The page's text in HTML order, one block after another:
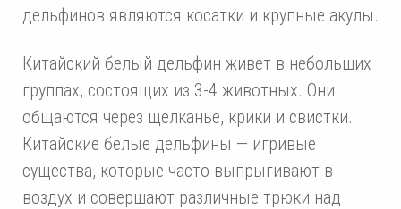
дельфинов являются косатки и крупные акулы.
Китайский белый дельфин живет в небольших
группах, состоящих из 3-4 животных. Они
общаются через щелканье, крики и свистки.
Китайские белые дельфины — игривые
существа, которые часто выпрыгивают в
воздух и совершают различные трюки над